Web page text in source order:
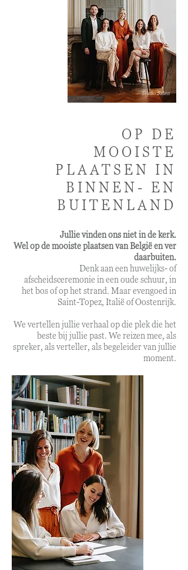
Studio Salien
OP DE
MOOISTE
PLAATSEN IN
BINNEN- EN
BUITENLAND
Jullie vinden ons niet in de kerk.
Wel op de mooiste plaatsen van België en ver
daarbuiten.
Denk aan een huwelijks- of
afscheidsceremonie in een oude schuur, in
het bos of op het strand. Maar evengoed in
Saint-Topez, Italië of Oostenrijk.
We vertellen jullie verhaal op die plek die het
beste bij jullie past. We reizen mee, als
spreker, als verteller, als begeleider van jullie
moment.